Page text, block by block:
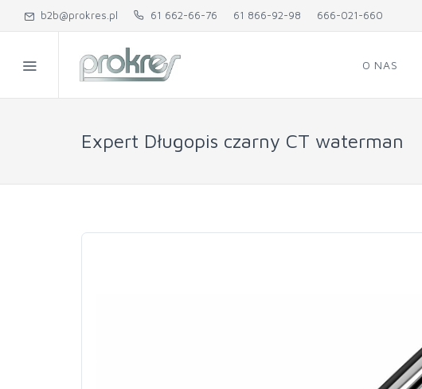
b2b@prokres.pl 61 662-66-76 61 866-92-98 666-021-660
O NAS
Expert Długopis czarny CT waterman